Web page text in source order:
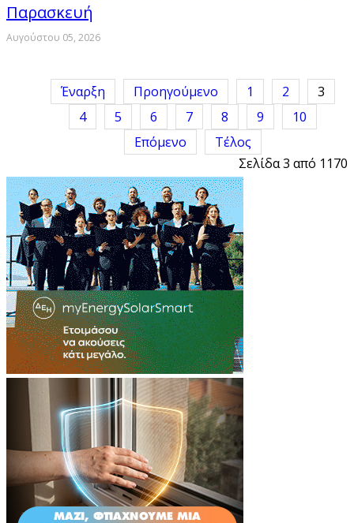
Παρασκευή
Αυγούστου 05, 2026
Έναρξη Προηγούμενο 1 2
3
4
5 6 7 8 9
10
Επόμενο
Τέλος
Σελίδα 3 από 1170